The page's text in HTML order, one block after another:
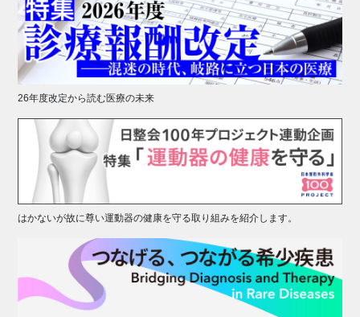
26年度改定から読む医療の未来
はかないが故に尊い運動器の健康を守る取り組みを紹介します。